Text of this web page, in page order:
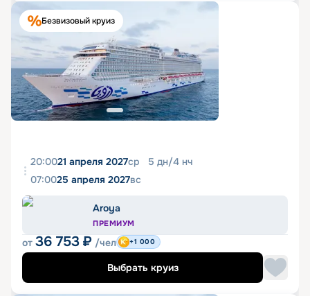
Безвизовый круиз
20:0021 апреля 2027ср 5 дн/4 нч
07:0025 апреля 2027вс
Aroya
ПРЕМИУМ
от 36 753 ₽ /чел +1 000
Выбрать круиз